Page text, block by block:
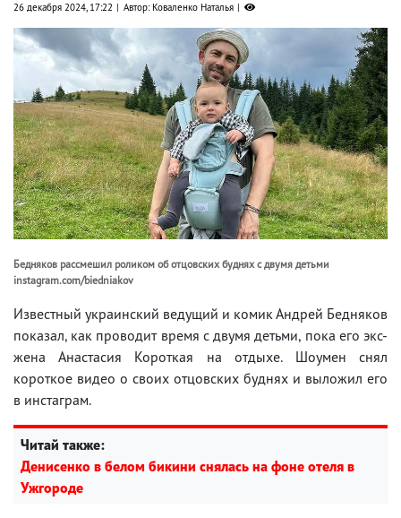
26 декабря 2024, 17:22 Автор: Коваленко Наталья
Бедняков рассмешил роликом об отцовских буднях с двумя детьми
instagram.com/biedniakov
Известный украинский ведущий и комик Андрей Бедняков
показал, как проводит время с двумя детьми, пока его экс-
жена Анастасия Короткая на отдыхе. Шоумен снял
короткое видео о своих отцовских буднях и выложил его
в инстаграм.
Читай также:
Денисенко в белом бикини снялась на фоне отеля в
Ужгороде